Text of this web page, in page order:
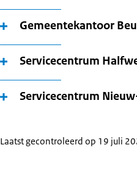
Gemeentekantoor
Servicecentrum
Servicecentrum
Laatst gecontroleerd op 19 juli